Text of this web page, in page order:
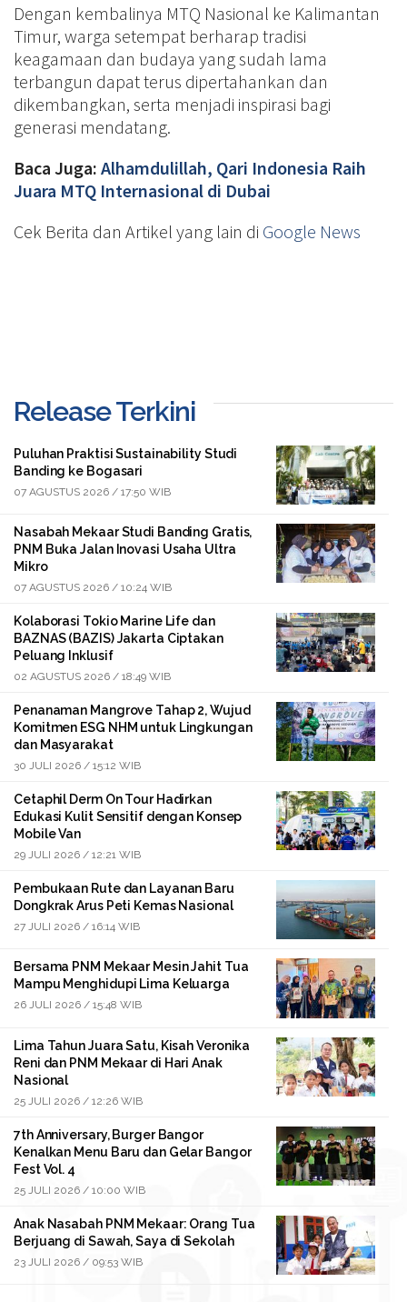
Dengan kembalinya MTQ Nasional ke Kalimantan
Timur, warga setempat berharap tradisi
keagamaan dan budaya yang sudah lama
terbangun dapat terus dipertahankan dan
dikembangkan, serta menjadi inspirasi bagi
generasi mendatang.
Baca Juga: Alhamdulillah, Qari Indonesia Raih
Juara MTQ Internasional di Dubai
Cek Berita dan Artikel yang lain di Google News
Release Terkini
Puluhan Praktisi Sustainability Studi
Banding ke Bogasari
07 AGUSTUS 2026 / 17:50 WIB
Nasabah Mekaar Studi Banding Gratis,
PNM Buka Jalan Inovasi Usaha Ultra
Mikro
07 AGUSTUS 2026 / 10:24 WIB
Kolaborasi Tokio Marine Life dan
BAZNAS (BAZIS) Jakarta Ciptakan
Peluang Inklusif
02 AGUSTUS 2026 / 18:49 WIB
Penanaman Mangrove Tahap 2, Wujud
Komitmen ESG NHM untuk Lingkungan
dan Masyarakat
30 JULI 2026 / 15:12 WIB
Cetaphil Derm On Tour Hadirkan
Edukasi Kulit Sensitif dengan Konsep
Mobile Van
29 JULI 2026 / 12:21 WIB
Pembukaan Rute dan Layanan Baru
Dongkrak Arus Peti Kemas Nasional
27 JULI 2026 / 16:14 WIB
Bersama PNM Mekaar Mesin Jahit Tua
Mampu Menghidupi Lima Keluarga
26 JULI 2026 / 15:48 WIB
Lima Tahun Juara Satu, Kisah Veronika
Reni dan PNM Mekaar di Hari Anak
Nasional
25 JULI 2026 / 12:26 WIB
7th Anniversary, Burger Bangor
Kenalkan Menu Baru dan Gelar Bangor
Fest Vol. 4
25 JULI 2026 / 10:00 WIB
Anak Nasabah PNM Mekaar: Orang Tua
Berjuang di Sawah, Saya di Sekolah
23 JULI 2026 / 09:53 WIB